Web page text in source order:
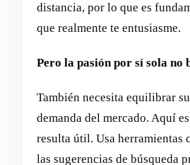
distancia, por lo que es
que realmente te entusiasme.
Pero la pasión por sí sola no
También necesita equilibrar
demanda del mercado. Aquí
resulta útil. Usa herramientas
las sugerencias de búsqueda